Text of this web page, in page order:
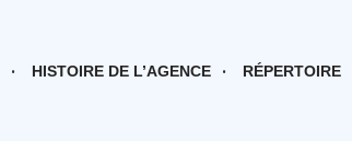
HISTOIRE DE L’AGENCE RÉPERTOIRE